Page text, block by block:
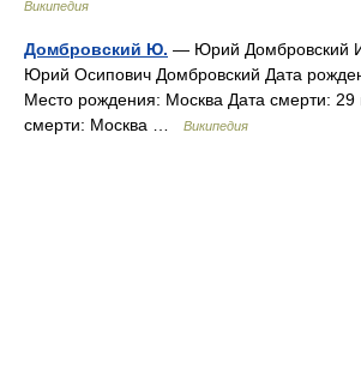
Википедия
Домбровский Ю. — Юрий Домбровский
Юрий Осипович Домбровский Дата
Место рождения: Москва Дата смерти:
смерти: Москва …
Википедия